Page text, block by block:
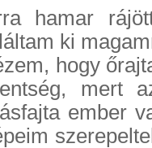
hamar
ki
hogy
mert
ember